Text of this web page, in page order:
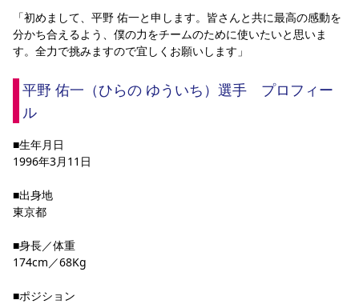
初めて観戦ガイド キッズ向けサービス グルメ
マッチデープログラム
観戦マナー&ルール
ビジターサポーター観戦ガイド 公式アプリ
スタジアム
YANMAR HANASAKA STADIUM
DAZNで観戦
DAZNで観戦
アウェイツアー
アウェイツアー
よくある質問
サポートする
パートナー企業募集中 セレッソ大阪VISAカード
サポートスタッフ
セレッソアイデアちょうだいな
応援商店街
サステナビリティ
活動レポート
スポーツクラブ
スポーツクラブ
長居公園 セレッソフットサルパーク
セレッソスポーツパーク舞洲
大人のサッカースクール
ファンクラブ
SAKURA SOCIO 招待券引換方法 まいセレチケット
会員規定
婚姻届・出生届・命名書
ニュース
すべて チーム グッズ チケット イベント ファンクラブ
ホームタウン
アカデミー
「初めまして、平野 佑一と申します。皆さんと共に最高の感動を
分かち合えるよう、僕の力をチームのために使いたいと思いま
す。全力で挑みますので宜しくお願いします」
平野 佑一（ひらの ゆういち）選手　プロフィー
ル
■生年月日
1996年3月11日
■出身地
東京都
■身長／体重
174cm／68Kg
■ポジション